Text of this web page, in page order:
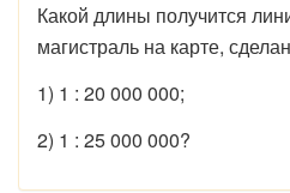
Какой длины получится
магистраль на карте,
1) 1 : 20 000 000;
2) 1 : 25 000 000?